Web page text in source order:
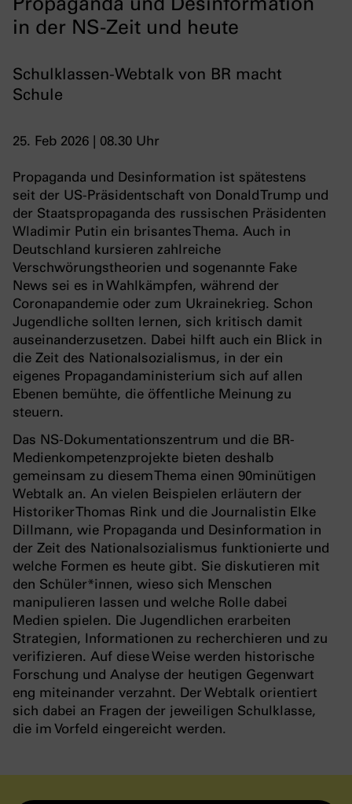
in der NS-Zeit und heute
Schulklassen-Webtalk von BR macht
Schule
25. Feb 2026 | 08.30 Uhr
Propaganda und Desinformation ist spätestens
seit der US-Präsidentschaft von Donald Trump und
der Staatspropaganda des russischen Präsidenten
Wladimir Putin ein brisantes Thema. Auch in
Deutschland kursieren zahlreiche
Verschwörungstheorien und sogenannte Fake
News sei es in Wahlkämpfen, während der
Coronapandemie oder zum Ukrainekrieg. Schon
Jugendliche sollten lernen, sich kritisch damit
auseinanderzusetzen. Dabei hilft auch ein Blick in
die Zeit des Nationalsozialismus, in der ein
eigenes Propagandaministerium sich auf allen
Ebenen bemühte, die öffentliche Meinung zu
steuern.
Das NS-Dokumentationszentrum und die BR-
Medienkompetenzprojekte bieten deshalb
gemeinsam zu diesem Thema einen 90minütigen
Webtalk an. An vielen Beispielen erläutern der
Historiker Thomas Rink und die Journalistin Elke
Dillmann, wie Propaganda und Desinformation in
der Zeit des Nationalsozialismus funktionierte und
welche Formen es heute gibt. Sie diskutieren mit
den Schüler*innen, wieso sich Menschen
manipulieren lassen und welche Rolle dabei
Medien spielen. Die Jugendlichen erarbeiten
Strategien, Informationen zu recherchieren und zu
verifizieren. Auf diese Weise werden historische
Forschung und Analyse der heutigen Gegenwart
eng miteinander verzahnt. Der Webtalk orientiert
sich dabei an Fragen der jeweiligen Schulklasse,
die im Vorfeld eingereicht werden.